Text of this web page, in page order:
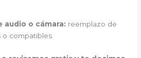
audio o cámara: reemplazo de
o compatibles